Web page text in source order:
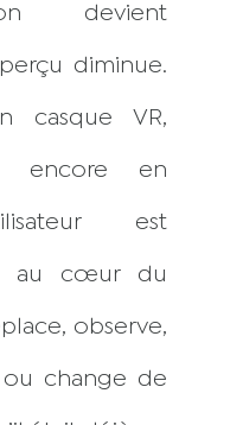
devient
diminue.
casque VR,
encore en
est
au cœur du
observe,
change de